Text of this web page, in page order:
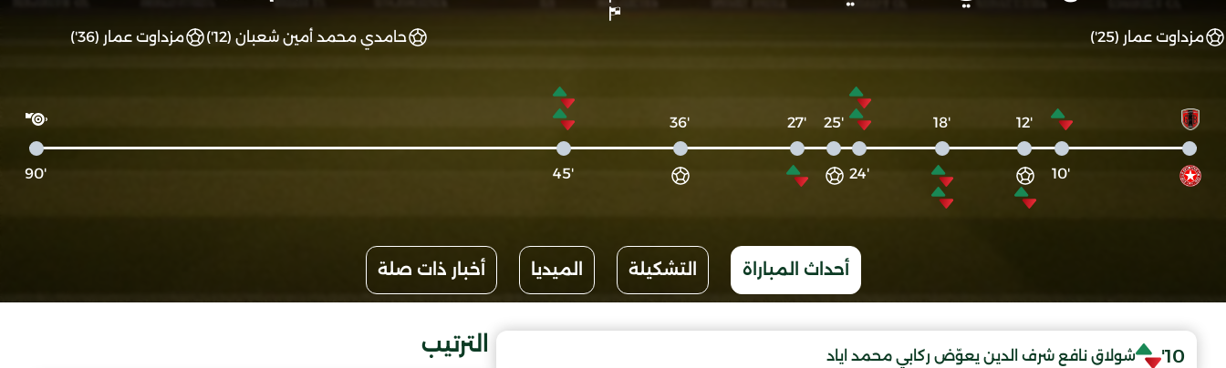
مزداوت عمار (25') حامدي محمد أمين شعبان (12') مزداوت عمار (36')
'10
'12
'18
'24
'25
'27
'36
'45
'90
أحداث المباراة التشكيلة الميديا أخبار ذات صلة
10' شولاق نافع شرف الدين يعوّض ركابي محمد اياد الترتيب